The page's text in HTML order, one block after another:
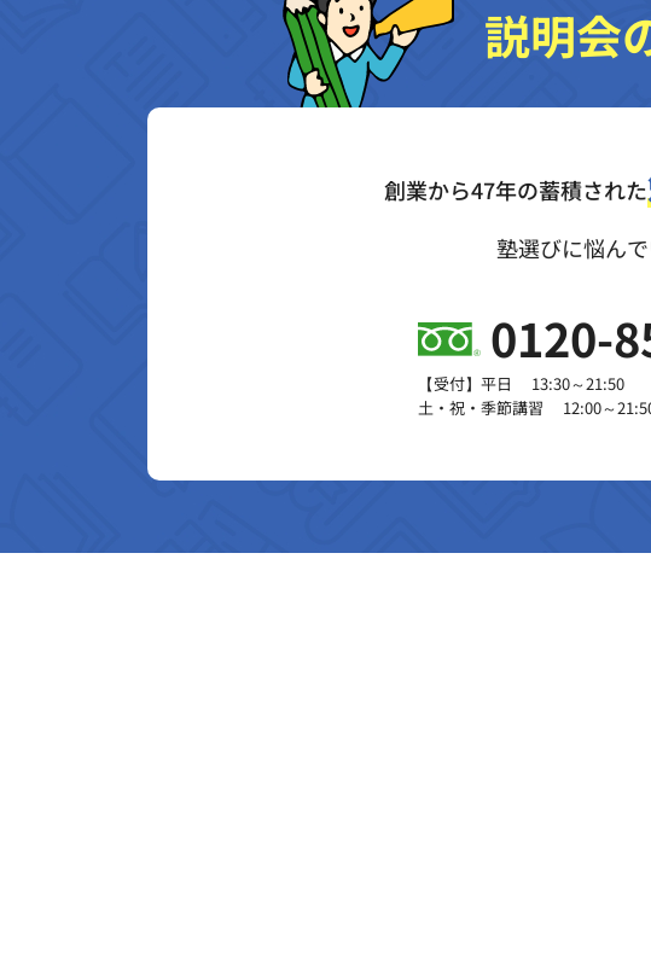
説明会
創業から47年の蓄積された
塾選びに悩んで
0120-
【受付】平日 13:30～21:50
土・祝・季節講習 12:00～